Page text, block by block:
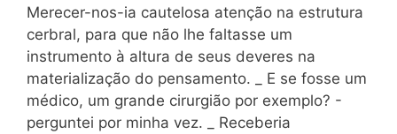
Merecer-nos-ia cautelosa atenção na estrutura
cerbral, para que não lhe faltasse um
instrumento à altura de seus deveres na
materialização do pensamento. _ E se fosse um
médico, um grande cirurgião por exemplo? -
perguntei por minha vez. _ Receberia